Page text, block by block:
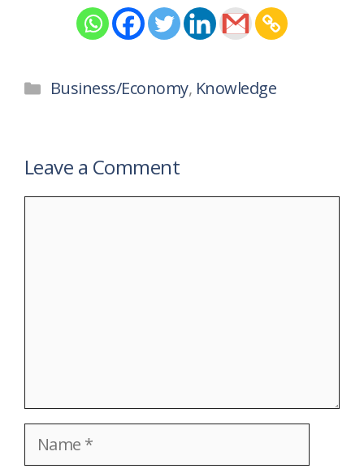
Categories
Business/Economy, Knowledge
Leave a Comment
Name